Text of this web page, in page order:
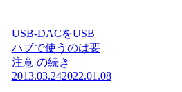
USB-DACをUSB
ハブで使うのは要
注意 の続き
2013.03.242022.01.08